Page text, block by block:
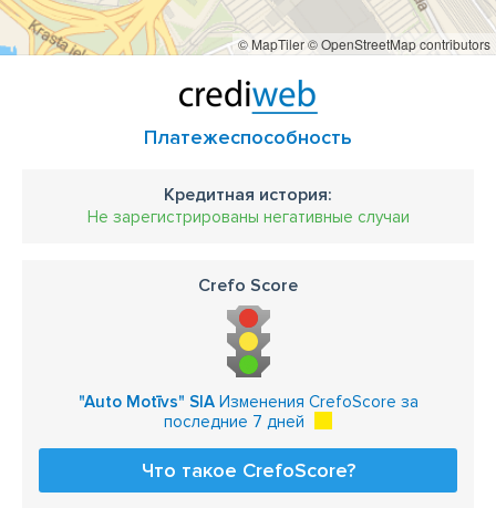
© MapTiler© OpenStreetMap contributors
Платежеспособность
Кредитная история:
Не зарегистрированы негативные случаи
Crefo Score
"Auto Motīvs" SIAИзменения CrefoScore за
последние 7 дней
Что такое CrefoScore?